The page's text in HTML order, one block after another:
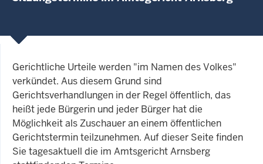
Gerichtliche Urteile werden "im Namen des Volkes"
verkündet. Aus diesem Grund sind
Gerichtsverhandlungen in der Regel öffentlich, das
heißt jede Bürgerin und jeder Bürger hat die
Möglichkeit als Zuschauer an einem öffentlichen
Gerichtstermin teilzunehmen. Auf dieser Seite finden
Sie tagesaktuell die im Amtsgericht Arnsberg